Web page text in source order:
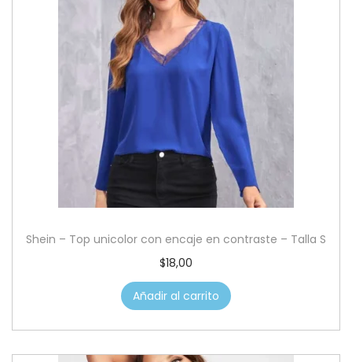
Shein – Top unicolor con encaje en contraste – Talla S
$18,00
Añadir al carrito